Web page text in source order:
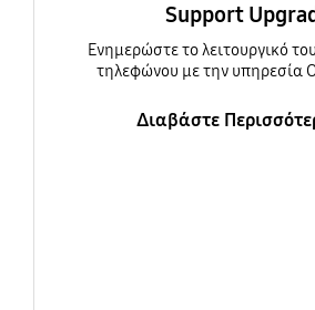
Support
Ενημερώστε τo λειτουργικό
τηλεφώνου με την υπηρεσία
Διαβάστε